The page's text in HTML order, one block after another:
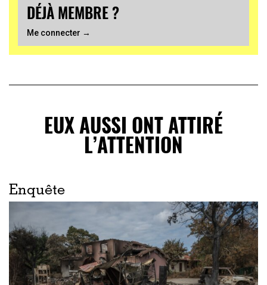
DÉJÀ MEMBRE ?
Me connecter →
EUX AUSSI ONT ATTIRÉ
L’ATTENTION
Enquête